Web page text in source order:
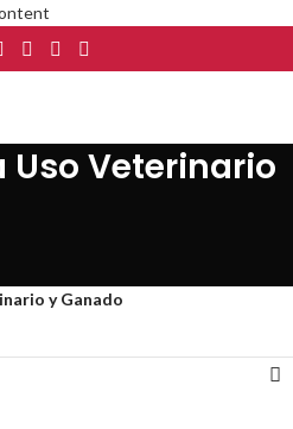
Uso Veterinario
y Ganado